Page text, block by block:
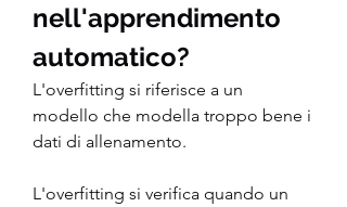
nell'apprendimento
automatico?
L'overfitting si riferisce a un
modello che modella troppo bene i
dati di allenamento.
L'overfitting si verifica quando un